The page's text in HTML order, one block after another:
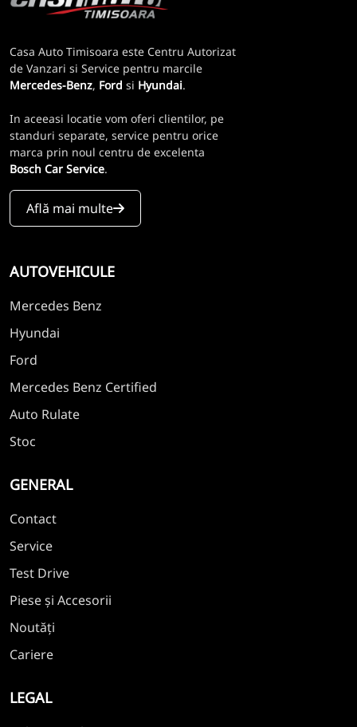
Casa Auto Timisoara este Centru Autorizat
de Vanzari si Service pentru marcile
Mercedes-Benz, Ford si Hyundai.
In aceeasi locatie vom oferi clientilor, pe
standuri separate, service pentru orice
marca prin noul centru de excelenta
Bosch Car Service.
Află mai multe
AUTOVEHICULE
Mercedes Benz
Hyundai
Ford
Mercedes Benz Certified
Auto Rulate
Stoc
GENERAL
Contact
Service
Test Drive
Piese și Accesorii
Noutăți
Cariere
LEGAL